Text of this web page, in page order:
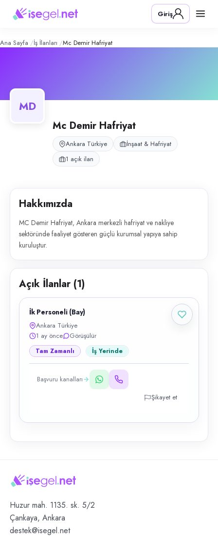
Demir Hafriyat – Şirket Profili
Konum:
MC Demir Hafriyat, Ankara merkezli hafriyat ve nakliye sektöründe
Giriş
Ana Sayfa İş İlanları Mc Demir Hafriyat
MD
Mc Demir Hafriyat
Ankara Türkiye
İnşaat & Hafriyat
1 açık ilan
Hakkımızda
MC Demir Hafriyat, Ankara merkezli hafriyat ve nakliye
sektöründe faaliyet gösteren güçlü kurumsal yapıya sahip
kuruluştur.
Açık İlanlar (1)
İk Personeli (Bay)
Ankara Türkiye
1 ay önce
Görüşülür
Tam Zamanlı İş Yerinde
Başvuru kanalları
Şikayet et
Huzur mah. 1135. sk. 5/2
Çankaya, Ankara
destek@isegel.net